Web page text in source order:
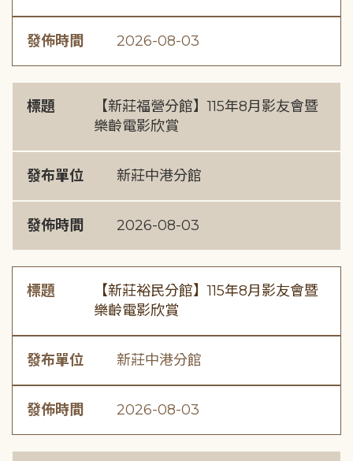
發佈時間 2026-08-03
標題
【新莊福營分館】115年8月影友會暨
樂齡電影欣賞
發布單位 新莊中港分館
發佈時間 2026-08-03
標題
【新莊裕民分館】115年8月影友會暨
樂齡電影欣賞
發布單位 新莊中港分館
發佈時間 2026-08-03